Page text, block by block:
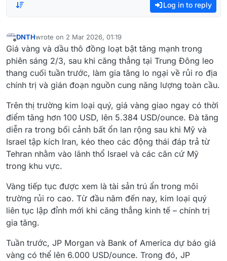
Log in to reply
Offline
DNTHwrote on 2 Mar 2026, 01:19
last edited by
Giá vàng và dầu thô đồng loạt bật tăng mạnh trong
phiên sáng 2/3, sau khi căng thẳng tại Trung Đông leo
thang cuối tuần trước, làm gia tăng lo ngại về rủi ro địa
chính trị và gián đoạn nguồn cung năng lượng toàn cầu.
Trên thị trường kim loại quý, giá vàng giao ngay có thời
điểm tăng hơn 100 USD, lên 5.384 USD/ounce. Đà tăng
diễn ra trong bối cảnh bất ổn lan rộng sau khi Mỹ và
Israel tập kích Iran, kéo theo các động thái đáp trả từ
Tehran nhằm vào lãnh thổ Israel và các căn cứ Mỹ
trong khu vực.
Vàng tiếp tục được xem là tài sản trú ẩn trong môi
trường rủi ro cao. Từ đầu năm đến nay, kim loại quý
liên tục lập đỉnh mới khi căng thẳng kinh tế – chính trị
gia tăng.
Tuần trước, JP Morgan và Bank of America dự báo giá
vàng có thể lên 6.000 USD/ounce. Trong đó, JP